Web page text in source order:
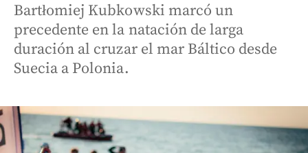
Bartłomiej Kubkowski marcó un
precedente en la natación de larga
duración al cruzar el mar Báltico desde
Suecia a Polonia.